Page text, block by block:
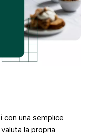
con una semplice
la propria